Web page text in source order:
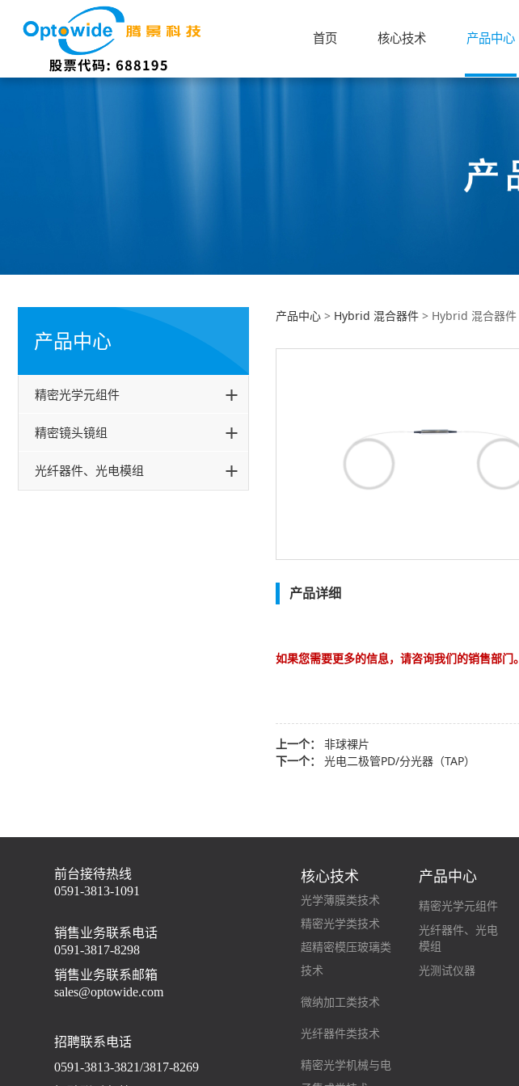
首页 核心技术 产品中心
产品中心
精密光学元组件
精密镜头镜组
光纤器件、光电模组
Hybrid 混合器件
产品中心> Hybrid 混合器件> Hybrid 混合器件
产品详细
如果您需要更多的信息，请咨询我们的销售部门。
上一个： 非球裸片
下一个： 光电二极管PD/分光器（TAP）
前台接待热线
0591-3813-1091
销售业务联系电话
0591-3817-8298
销售业务联系邮箱
sales@optowide.com
招聘联系电话
0591-3813-3821/3817-8269
核心技术
光学薄膜类技术
精密光学类技术
超精密模压玻璃类
技术
微纳加工类技术
光纤器件类技术
精密光学机械与电
产品中心
精密光学元组件
光纤器件、光电
模组
光测试仪器